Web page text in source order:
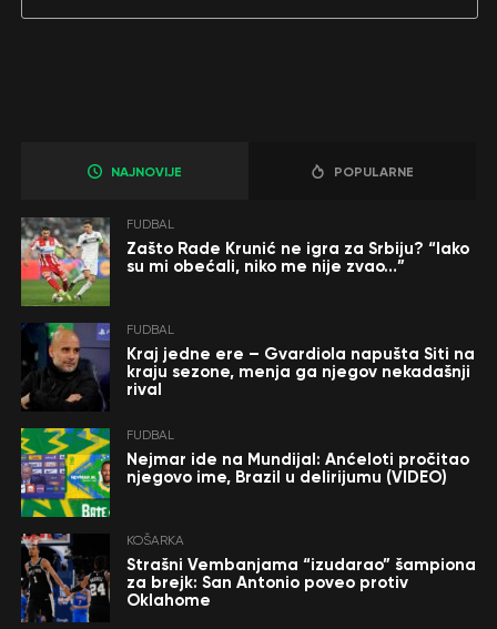
NAJNOVIJE POPULARNE
FUDBAL
Zašto Rade Krunić ne igra za Srbiju? “Iako
su mi obećali, niko me nije zvao…”
FUDBAL
Kraj jedne ere – Gvardiola napušta Siti na
kraju sezone, menja ga njegov nekadašnji
rival
FUDBAL
Nejmar ide na Mundijal: Anćeloti pročitao
njegovo ime, Brazil u delirijumu (VIDEO)
KOŠARKA
Strašni Vembanjama “izudarao” šampiona
za brejk: San Antonio poveo protiv
Oklahome